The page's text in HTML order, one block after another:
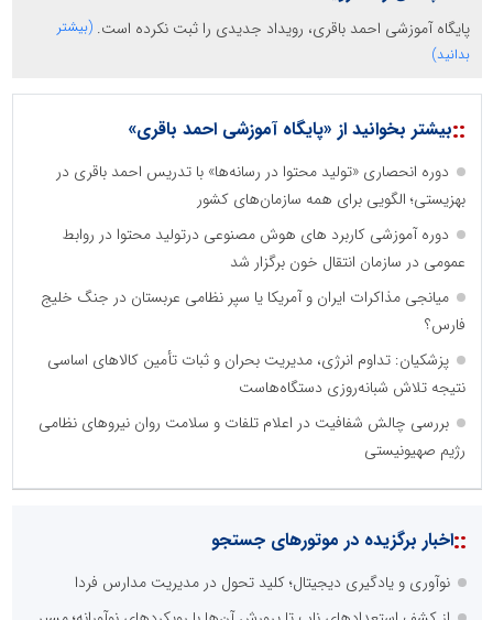
پایگاه آموزشی احمد باقری، رویداد جدیدی را ثبت نکرده است. (بیشتر
بدانید)
::بیشتر بخوانید از «پایگاه آموزشی احمد باقری»
دوره انحصاری «تولید محتوا در رسانه‌ها» با تدریس احمد باقری در
بهزیستی؛ الگویی برای همه سازمان‌های کشور
دوره آموزشی کاربرد های هوش مصنوعی درتولید محتوا در روابط
عمومی در سازمان انتقال خون برگزار شد
میانجی مذاکرات ایران و آمریکا یا سپر نظامی عربستان در جنگ خلیج
فارس؟
پزشکیان: تداوم انرژی، مدیریت بحران و ثبات تأمین کالاهای اساسی
نتیجه تلاش شبانه‌روزی دستگاه‌هاست
بررسی چالش شفافیت در اعلام تلفات و سلامت روان نیروهای نظامی
رژیم صهیونیستی
::اخبار برگزیده در موتورهای جستجو
نوآوری و یادگیری دیجیتال؛ کلید تحول در مدیریت مدارس فردا